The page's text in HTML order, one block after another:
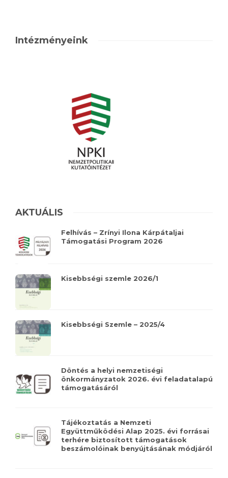
Intézményeink
AKTUÁLIS
Felhívás – Zrínyi Ilona Kárpátaljai
Támogatási Program 2026
Kisebbségi szemle 2026/1
Kisebbségi Szemle – 2025/4
Döntés a helyi nemzetiségi
önkormányzatok 2026. évi feladatalapú
támogatásáról
Tájékoztatás a Nemzeti
Együttműködési Alap 2025. évi forrásai
terhére biztosított támogatások
beszámolóinak benyújtásának módjáról